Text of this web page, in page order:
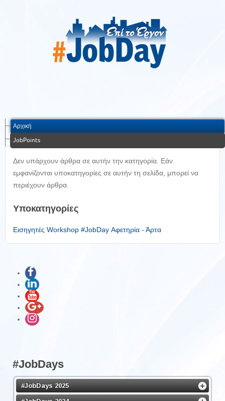
Αρχική
JobPoints
Δεν υπάρχουν άρθρα σε αυτήν την κατηγορία. Εάν
εμφανίζονται υποκατηγορίες σε αυτήν τη σελίδα, μπορεί να
περιέχουν άρθρα.
Υποκατηγορίες
Εισηγητές Workshop #JobDay Αφετηρία - Άρτα
#JobDays
#JobDays 2025